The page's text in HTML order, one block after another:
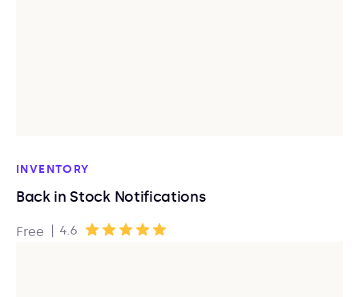
INVENTORY
Back in Stock Notifications
Free | 4.6